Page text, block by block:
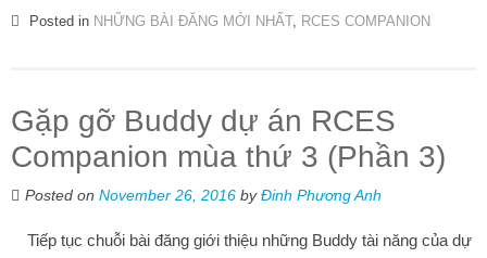
Posted in NHỮNG BÀI ĐĂNG MỚI NHẤT, RCES COMPANION
Gặp gỡ Buddy dự án RCES
Companion mùa thứ 3 (Phần 3)
Posted on November 26, 2016 byĐinh Phương Anh
Tiếp tục chuỗi bài đăng giới thiệu những Buddy tài năng của dự